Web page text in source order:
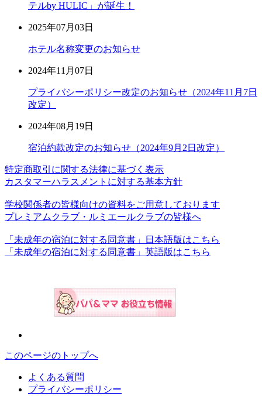
テルby HULIC」が誕生！
2025年07月03日
ホテル名称変更のお知らせ
2024年11月07日
プライバシーポリシー改定のお知らせ（2024年11月7日
改定）
2024年08月19日
宿泊約款改定のお知らせ（2024年9月2日改定）
特定商取引に関する法律に基づく表示
カスタマーハラスメントに対する基本方針
学校関係者の皆様向けの資料をご用意しております
プレミアムクラブ・ルミエールクラブの皆様へ
「未成年の宿泊に対する同意書」日本語版はこちら
「未成年の宿泊に対する同意書」英語版はこちら
このページのトップへ
よくある質問
プライバシーポリシー